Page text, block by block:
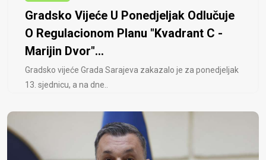
Gradsko Vijeće U Ponedjeljak Odlučuje
O Regulacionom Planu "Kvadrant C -
Marijin Dvor"...
Gradsko vijeće Grada Sarajeva zakazalo je za ponedjeljak
13. sjednicu, a na dne..